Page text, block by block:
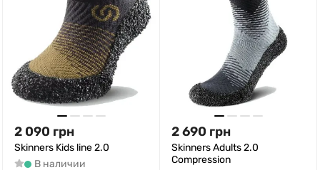
2 090 грн
Skinners Kids line 2.0
В наличии
2 690 грн
Skinners Adults 2.0
Compression